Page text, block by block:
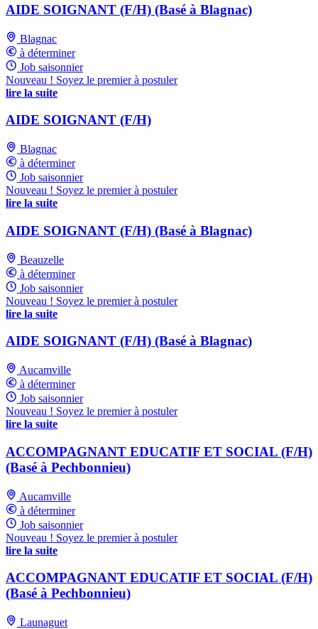
AIDE SOIGNANT (F/H) (Basé à Blagnac)
Blagnac
à déterminer
Job saisonnier
Nouveau ! Soyez le premier à postuler
lire la suite
AIDE SOIGNANT (F/H)
Blagnac
à déterminer
Job saisonnier
Nouveau ! Soyez le premier à postuler
lire la suite
AIDE SOIGNANT (F/H) (Basé à Blagnac)
Beauzelle
à déterminer
Job saisonnier
Nouveau ! Soyez le premier à postuler
lire la suite
AIDE SOIGNANT (F/H) (Basé à Blagnac)
Aucamville
à déterminer
Job saisonnier
Nouveau ! Soyez le premier à postuler
lire la suite
ACCOMPAGNANT EDUCATIF ET SOCIAL (F/H)
(Basé à Pechbonnieu)
Aucamville
à déterminer
Job saisonnier
Nouveau ! Soyez le premier à postuler
lire la suite
ACCOMPAGNANT EDUCATIF ET SOCIAL (F/H)
(Basé à Pechbonnieu)
Launaguet